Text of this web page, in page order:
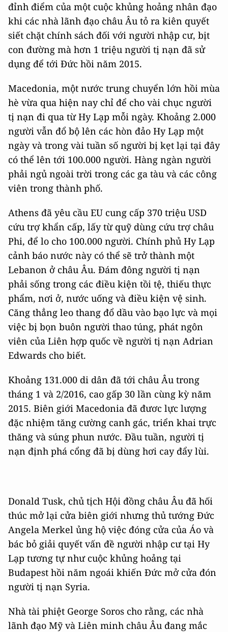
đỉnh điểm của một cuộc khủng hoảng nhân đạo
khi các nhà lãnh đạo châu Âu tỏ ra kiên quyết
siết chặt chính sách đối với người nhập cư, bịt
con đường mà hơn 1 triệu người tị nạn đã sử
dụng để tới Đức hồi năm 2015.
Macedonia, một nước trung chuyển lớn hồi mùa
hè vừa qua hiện nay chỉ để cho vài chục người
tị nạn đi qua từ Hy Lạp mỗi ngày. Khoảng 2.000
người vẫn đổ bộ lên các hòn đảo Hy Lạp một
ngày và trong vài tuần số người bị kẹt lại tại đây
có thể lên tới 100.000 người. Hàng ngàn người
phải ngủ ngoài trời trong các ga tàu và các công
viên trong thành phố.
Athens đã yêu cầu EU cung cấp 370 triệu USD
cứu trợ khẩn cấp, lấy từ quỹ dùng cứu trợ châu
Phi, để lo cho 100.000 người. Chính phủ Hy Lạp
cảnh báo nước này có thể sẽ trở thành một
Lebanon ở châu Âu. Đám đông người tị nạn
phải sống trong các điều kiện tồi tệ, thiếu thực
phẩm, nơi ở, nước uống và điều kiện vệ sinh.
Căng thẳng leo thang đổ dầu vào bạo lực và mọi
việc bị bọn buôn người thao túng, phát ngôn
viên của Liên hợp quốc về người tị nạn Adrian
Edwards cho biết.
Khoảng 131.000 di dân đã tới châu Âu trong
tháng 1 và 2/2016, cao gấp 30 lần cùng kỳ năm
2015. Biên giới Macedonia đã đươc lực lượng
đặc nhiệm tăng cường canh gác, triển khai trực
thăng và súng phun nước. Đầu tuần, người tị
nạn định phá cổng đã bị dùng hơi cay đẩy lùi.
Donald Tusk, chủ tịch Hội đồng châu Âu đã hối
thúc mở lại cửa biên giới nhưng thủ tướng Đức
Angela Merkel ủng hộ việc đóng cửa của Áo và
bác bỏ giải quyết vấn đề người nhập cư tại Hy
Lạp tương tự như cuộc khủng hoảng tại
Budapest hồi năm ngoái khiến Đức mở cửa đón
người tị nạn Syria.
Nhà tài phiệt George Soros cho rằng, các nhà
lãnh đạo Mỹ và Liên minh châu Âu đang mắc